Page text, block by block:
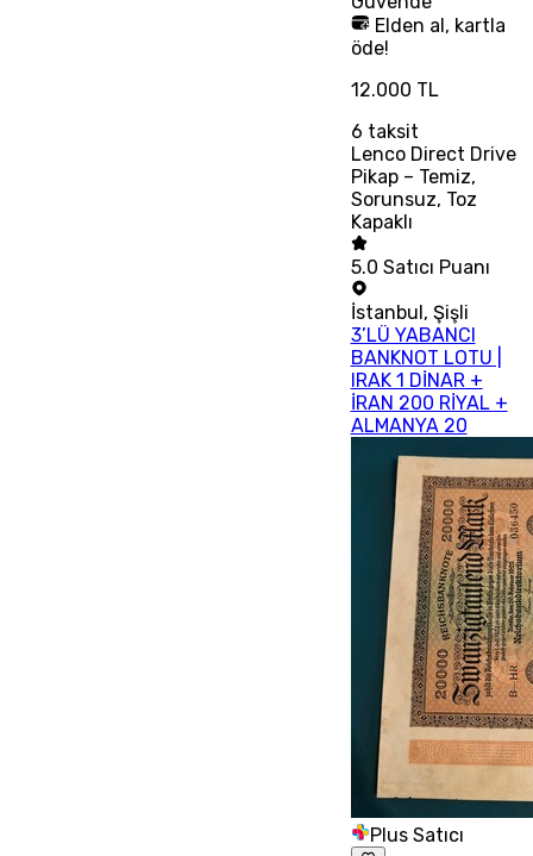
Elden al, kartla
öde!
12.000 TL
6 taksit
Lenco Direct Drive
Pikap – Temiz,
Sorunsuz, Toz
Kapaklı
5.0 Satıcı Puanı
İstanbul , Şişli
3’LÜ YABANCI
BANKNOT LOTU |
IRAK 1 DİNAR +
İRAN 200 RİYAL +
ALMANYA 20
Plus Satıcı